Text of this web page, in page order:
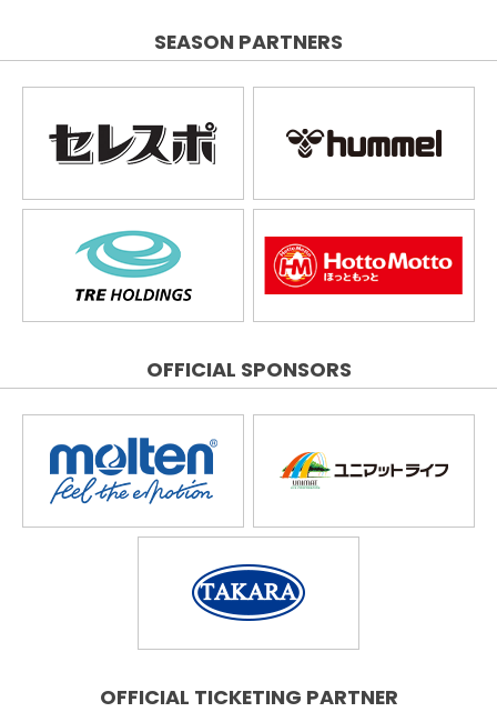
SEASON PARTNERS
OFFICIAL SPONSORS
OFFICIAL TICKETING PARTNER